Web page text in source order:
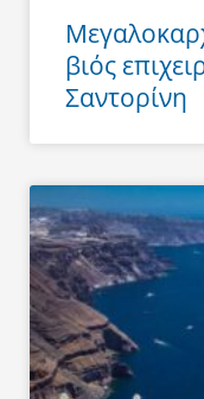
βιός
Σαντορίνη